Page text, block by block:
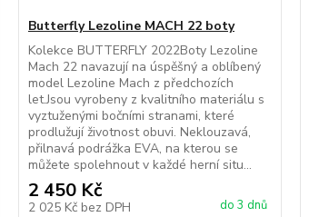
Butterfly Lezoline MACH 22 boty
Kolekce BUTTERFLY 2022Boty Lezoline
Mach 22 navazují na úspěšný a oblíbený
model Lezoline Mach z předchozích
let.Jsou vyrobeny z kvalitního materiálu s
vyztuženými bočními stranami, které
prodlužují životnost obuvi. Neklouzavá,
přilnavá podrážka EVA, na kterou se
můžete spolehnout v každé herní situ...
2 450 Kč
2 025 Kč bez DPH do 3 dnů